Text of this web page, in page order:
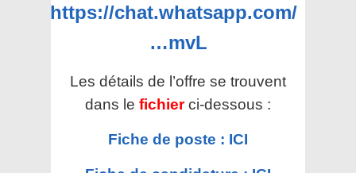
https://chat.whatsapp.com/
…mvL
Les détails de l’offre se trouvent
dans le fichier ci-dessous :
Fiche de poste : ICI